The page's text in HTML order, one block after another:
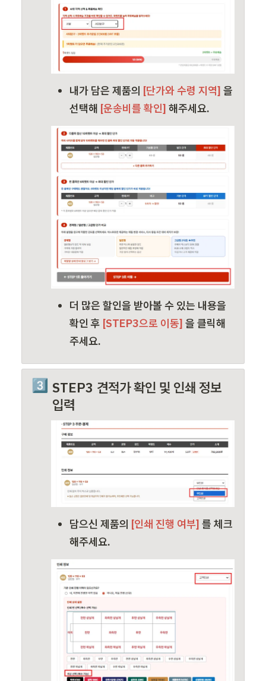
내가 담은 제품의 [단가와 수령 지역] 을
선택해 [운송비를 확인] 해주세요.
더 많은 할인을 받아볼 수 있는 내용을
확인 후 [STEP3으로 이동] 을 클릭해
주세요.
3️⃣ STEP3 견적가 확인 및 인쇄 정보
입력
담으신 제품의 [인쇄 진행 여부] 를 체크
해주세요.